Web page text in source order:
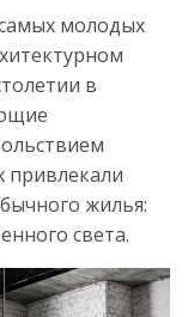
молодых
в
привлекали
жилья:
света.